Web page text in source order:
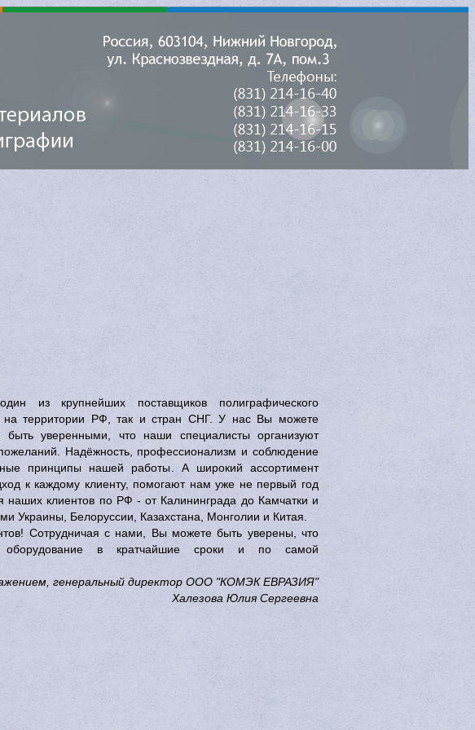
из крупнейших поставщиков полиграфического
на территории РФ, так и стран СНГ. У нас Вы можете
уверенными, что наши специалисты организуют
Надёжность, профессионализм и соблюдение
принципы нашей работы. А широкий ассортимент
к каждому клиенту, помогают нам уже не первый год
наших клиентов по РФ - от Калининграда до Камчатки и
Украины, Белоруссии, Казахстана, Монголии и Китая.
Сотрудничая с нами, Вы можете быть уверены, что
оборудование в кратчайшие сроки и по самой
генеральный директор ООО "КОМЭК ЕВРАЗИЯ"
Халезова Юлия Сергеевна